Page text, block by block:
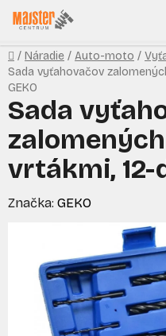
Prejsť
na
obsah
Domov
/ Náradie / Auto-moto /
Sada vyťahovačov
GEKO
Sada
vrtákmi, 12-
Značka: GEKO